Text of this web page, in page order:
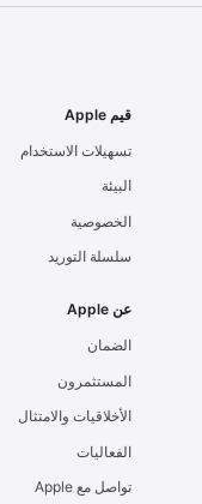
قيم Apple
تسهيلات الاستخدام
البيئة
الخصوصية
سلسلة التوريد
عن Apple
الضمان
المستثمرون
الأخلاقيات والامتثال
الفعاليات
تواصل مع Apple